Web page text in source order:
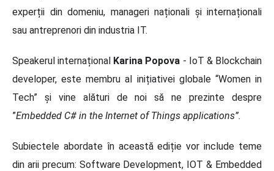
experții din domeniu, manageri naționali și internaționali
sau antreprenori din industria IT.
Speakerul internațional Karina Popova - IoT & Blockchain
developer, este membru al inițiativei globale “Women in
Tech” și vine alături de noi să ne prezinte despre
”Embedded C# in the Internet of Things applications”.
Subiectele abordate în această ediție vor include teme
din arii precum: Software Development, IOT & Embedded